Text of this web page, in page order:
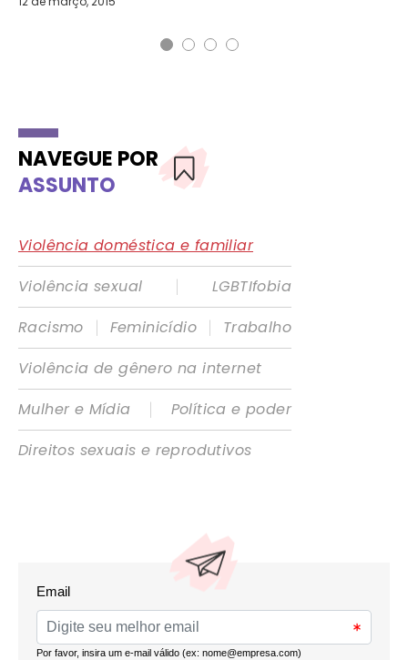
NAVEGUE POR
ASSUNTO
Violência doméstica e familiar
Violência sexual
|
LGBTIfobia
Racismo
| Feminicídio |
Trabalho
Violência de gênero na internet
Mulher e Mídia
|
Política e poder
Direitos sexuais e reprodutivos